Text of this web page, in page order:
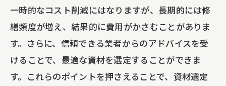
一時的なコスト削減にはなりますが、長期的には修
繕頻度が増え、結果的に費用がかさむことがありま
す。さらに、信頼できる業者からのアドバイスを受
けることで、最適な資材を選定することができま
す。これらのポイントを押さえることで、資材選定